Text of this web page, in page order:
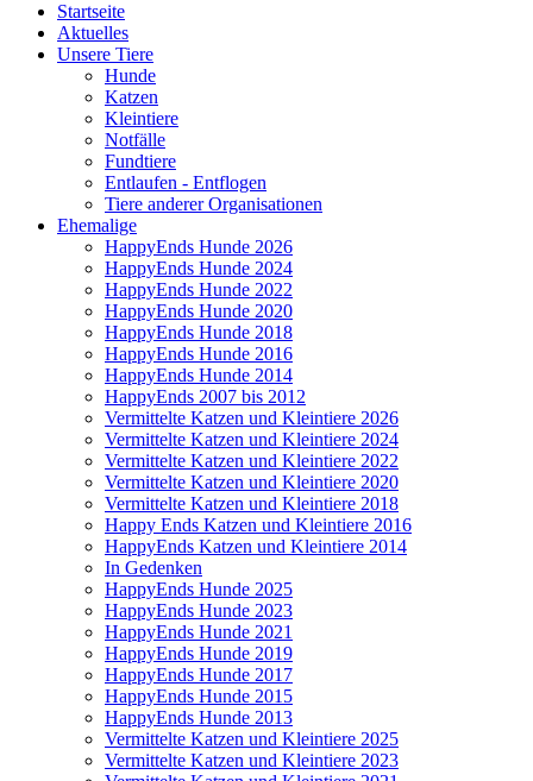
Startseite
Aktuelles
Unsere Tiere
Hunde
Katzen
Kleintiere
Notfälle
Fundtiere
Entlaufen - Entflogen
Tiere anderer Organisationen
Ehemalige
HappyEnds Hunde 2026
HappyEnds Hunde 2024
HappyEnds Hunde 2022
HappyEnds Hunde 2020
HappyEnds Hunde 2018
HappyEnds Hunde 2016
HappyEnds Hunde 2014
HappyEnds 2007 bis 2012
Vermittelte Katzen und Kleintiere 2026
Vermittelte Katzen und Kleintiere 2024
Vermittelte Katzen und Kleintiere 2022
Vermittelte Katzen und Kleintiere 2020
Vermittelte Katzen und Kleintiere 2018
Happy Ends Katzen und Kleintiere 2016
HappyEnds Katzen und Kleintiere 2014
In Gedenken
HappyEnds Hunde 2025
HappyEnds Hunde 2023
HappyEnds Hunde 2021
HappyEnds Hunde 2019
HappyEnds Hunde 2017
HappyEnds Hunde 2015
HappyEnds Hunde 2013
Vermittelte Katzen und Kleintiere 2025
Vermittelte Katzen und Kleintiere 2023